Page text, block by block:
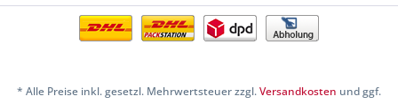
* Alle Preise inkl. gesetzl. Mehrwertsteuer zzgl.Versandkosten und ggf.